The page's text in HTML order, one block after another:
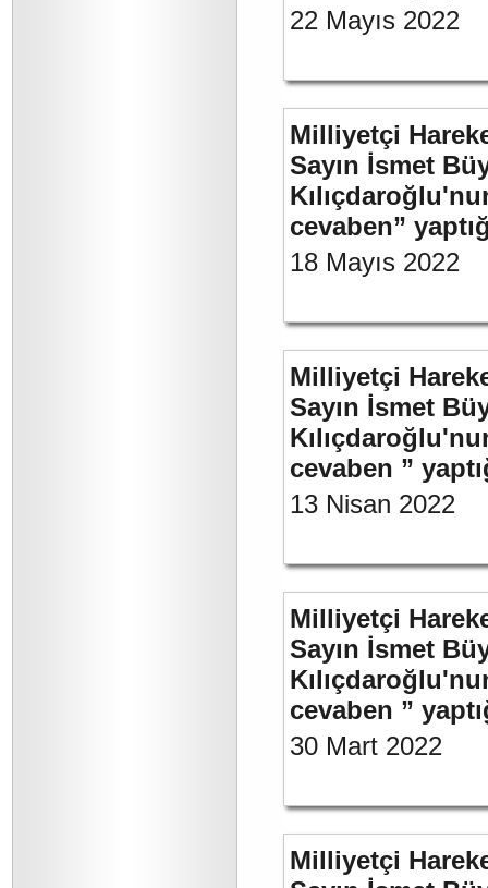
22 Mayıs 2022
Milliyetçi
Sayın İsmet
cevaben”
18 Mayıs 2022
Milliyetçi
Sayın İsmet
cevaben ”
13 Nisan 2022
Milliyetçi
Sayın İsmet
cevaben ”
30 Mart 2022
Milliyetçi